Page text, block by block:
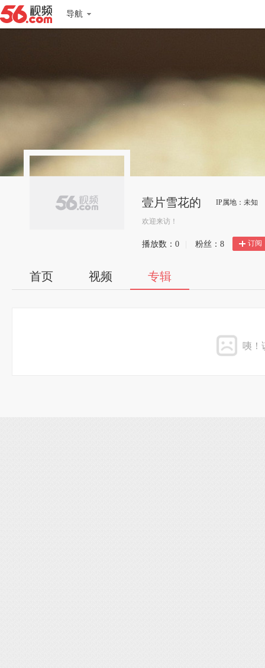
导航
壹片雪花的 IP属地：未知
欢迎来访！
播放数： 0 粉丝： 8 订阅
首页 视频 专辑
咦！